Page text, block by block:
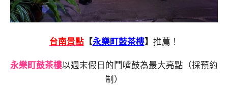
台南景點【永樂町鼓茶樓】 推薦！
永樂町鼓茶樓以週末假日的鬥嘴鼓為最大亮點（採預約
制）